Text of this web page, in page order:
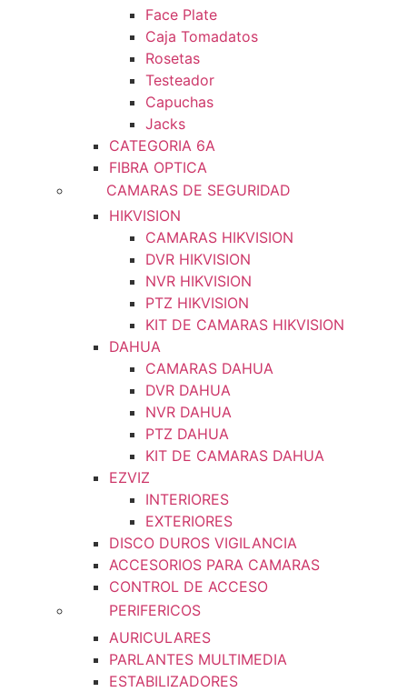
Face Plate
Caja Tomadatos
Rosetas
Testeador
Capuchas
Jacks
CATEGORIA 6A
FIBRA OPTICA
CAMARAS DE SEGURIDAD
HIKVISION
CAMARAS HIKVISION
DVR HIKVISION
NVR HIKVISION
PTZ HIKVISION
KIT DE CAMARAS HIKVISION
DAHUA
CAMARAS DAHUA
DVR DAHUA
NVR DAHUA
PTZ DAHUA
KIT DE CAMARAS DAHUA
EZVIZ
INTERIORES
EXTERIORES
DISCO DUROS VIGILANCIA
ACCESORIOS PARA CAMARAS
CONTROL DE ACCESO
PERIFERICOS
AURICULARES
PARLANTES MULTIMEDIA
ESTABILIZADORES